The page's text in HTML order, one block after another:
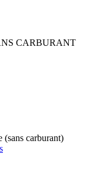
CARBURANT
(sans carburant)